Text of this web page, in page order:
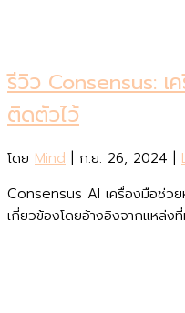
รีวิว Consensus:
ติดตัวไว้
โดย Mind ก.ย. 26, 2024
Consensus AI เครื่องมือช่ว
เกี่ยวข้องโดยอ้างอิงจากแหล่ง